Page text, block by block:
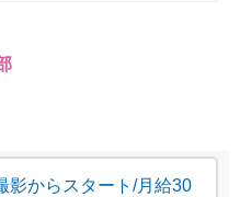
影からスタート/月給30